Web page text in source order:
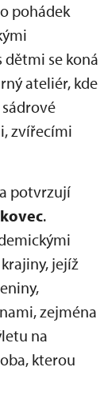
pohádek
se koná
ateliér, kde
zvířecími
potvrzují
.
jejíž
zejména
na
kterou